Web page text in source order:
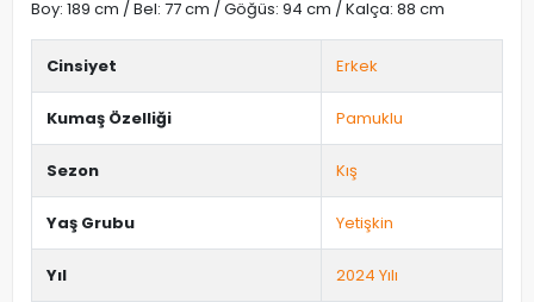
Boy: 189 cm / Bel: 77 cm / Göğüs: 94 cm / Kalça: 88 cm
Cinsiyet Erkek
Kumaş Özelliği Pamuklu
Sezon Kış
Yaş Grubu Yetişkin
Yıl 2024 Yılı